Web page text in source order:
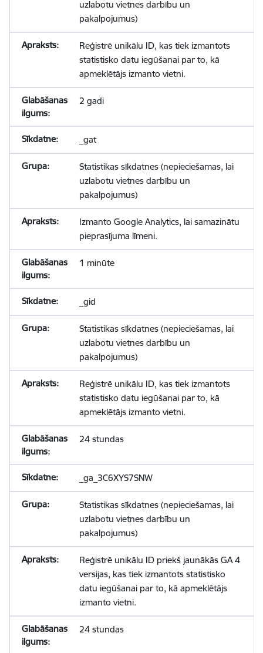
uzlabotu vietnes darbību un
pakalpojumus)
Reģistrē unikālu ID, kas tiek izmantots
statistisko datu iegūšanai par to, kā
apmeklētājs izmanto vietni.
2 gadi
_gat
Statistikas sīkdatnes (nepieciešamas, lai
uzlabotu vietnes darbību un
pakalpojumus)
Izmanto Google Analytics, lai samazinātu
pieprasījuma līmeni.
1 minūte
_gid
Statistikas sīkdatnes (nepieciešamas, lai
uzlabotu vietnes darbību un
pakalpojumus)
Reģistrē unikālu ID, kas tiek izmantots
statistisko datu iegūšanai par to, kā
apmeklētājs izmanto vietni.
24 stundas
_ga_3C6XYS7SNW
Statistikas sīkdatnes (nepieciešamas, lai
uzlabotu vietnes darbību un
pakalpojumus)
Reģistrē unikālu ID priekš jaunākās GA 4
versijas, kas tiek izmantots statistisko
datu iegūšanai par to, kā apmeklētājs
izmanto vietni.
24 stundas